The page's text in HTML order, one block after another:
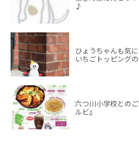
♪
ひょうちゃんも気
いちごトッピング
六つ川小学校との
ルビ』